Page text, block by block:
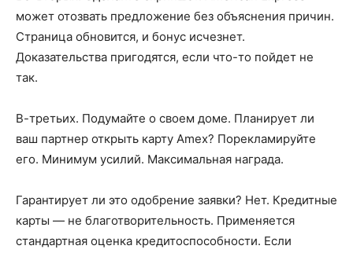
может отозвать предложение без объяснения причин.
Страница обновится, и бонус исчезнет.
Доказательства пригодятся, если что-то пойдет не
так.
В-третьих. Подумайте о своем доме. Планирует ли
ваш партнер открыть карту Amex? Порекламируйте
его. Минимум усилий. Максимальная награда.
Гарантирует ли это одобрение заявки? Нет. Кредитные
карты — не благотворительность. Применяется
стандартная оценка кредитоспособности. Если